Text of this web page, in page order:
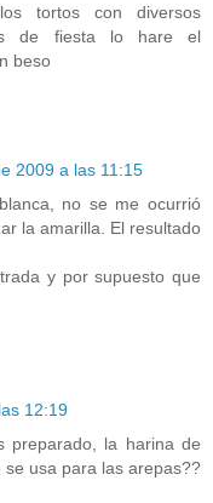
tortos con diversos
de fiesta lo hare el
beso
2009 a las 11:15
no se me ocurrió
la amarilla. El resultado
y por supuesto que
12:19
preparado, la harina de
usa para las arepas??